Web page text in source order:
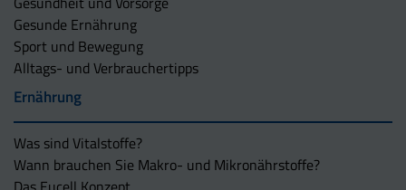
Gesunde Ernährung
Sport und Bewegung
Alltags- und Verbrauchertipps
Ernährung
Was sind Vitalstoffe?
Wann brauchen Sie Makro- und Mikronährstoffe?